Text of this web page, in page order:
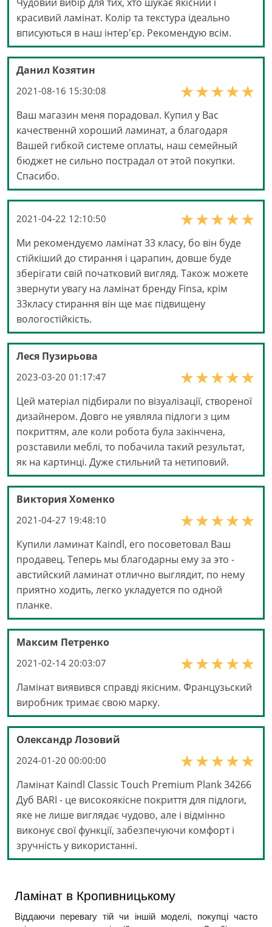
красивий ламінат. Колір та текстура ідеально
вписуються в наш інтер'єр. Рекомендую всім.
Данил Козятин
2021-08-16 15:30:08
Ваш магазин меня порадовал. Купил у Вас
качественнй хороший ламинат, а благодаря
Вашей гибкой системе оплаты, наш семейный
бюджет не сильно пострадал от этой покупки.
Спасибо.
2021-04-22 12:10:50
Ми рекомендуємо ламінат 33 класу, бо він буде
стійкіший до стирання і царапин, довше буде
зберігати свій початковий вигляд. Також можете
звернути увагу на ламінат бренду Finsa, крім
33класу стирання він ще має підвищену
вологостійкість.
Леся Пузирьова
2023-03-20 01:17:47
Цей матеріал підбирали по візуалізації, створеної
дизайнером. Довго не уявляла підлоги з цим
покриттям, але коли робота була закінчена,
розставили меблі, то побачила такий результат,
як на картинці. Дуже стильний та нетиповий.
Виктория Хоменко
2021-04-27 19:48:10
Купили ламинат Kaindl, его посоветовал Ваш
продавец. Теперь мы благодарны ему за это -
австийский ламинат отлично выглядит, по нему
приятно ходить, легко укладуется по одной
планке.
Максим Петренко
2021-02-14 20:03:07
Ламінат виявився справді якісним. Французьский
виробник тримає свою марку.
Олександр Лозовий
2024-01-20 00:00:00
Ламінат Kaindl Classic Touch Premium Plank 34266
Дуб BARI - це високоякісне покриття для підлоги,
яке не лише виглядає чудово, але і відмінно
виконує свої функції, забезпечуючи комфорт і
зручність у використанні.
Ламінат в Кропивницькому
Віддаючи перевагу тій чи іншій моделі, покупці часто